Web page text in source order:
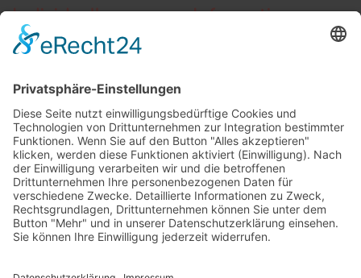
Individuelle
Beratung
Informationen
Zahlung und Versand
Widerrufsformular
Kundenstimmen
Social Media